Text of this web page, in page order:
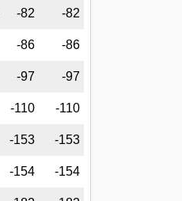
-82 -82
-86 -86
-97 -97
-110 -110
-153 -153
-154 -154